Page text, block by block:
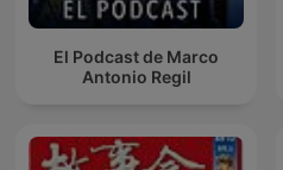
El Podcast de Marco
Antonio Regil